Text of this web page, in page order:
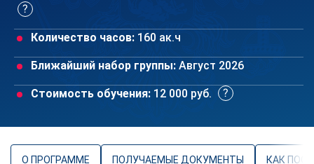
Количество часов: 160 ак.ч
Ближайший набор группы: Август 2026
Стоимость обучения: 12 000 руб.
О ПРОГРАММЕ ПОЛУЧАЕМЫЕ ДОКУМЕНТЫ КАК